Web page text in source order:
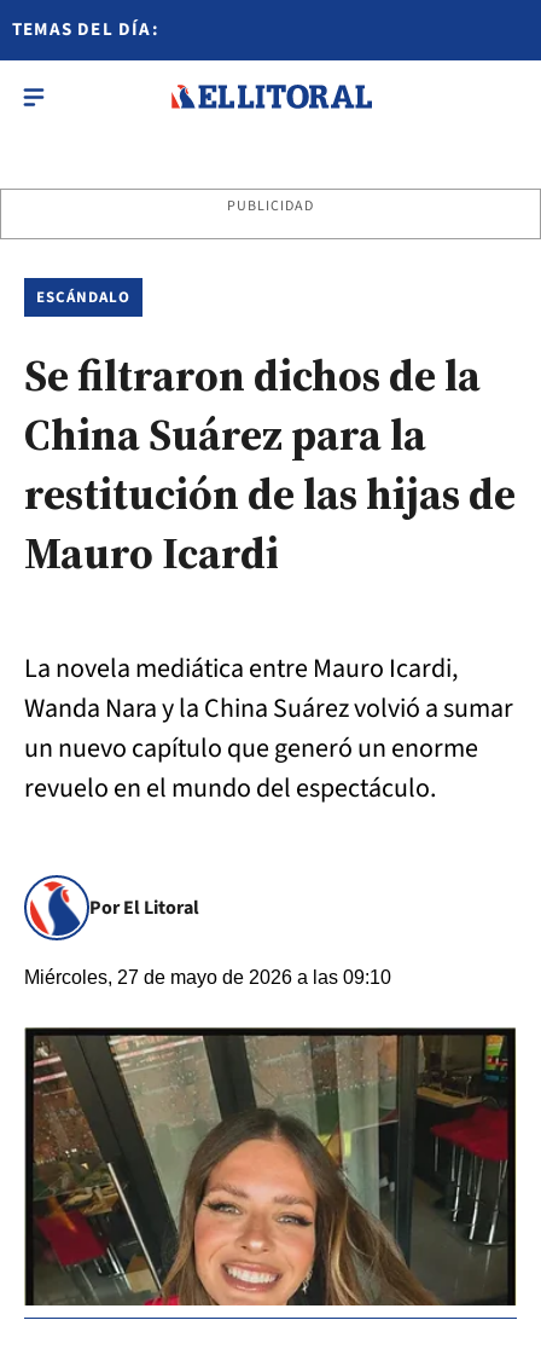
TEMAS DEL DÍA:
PUBLICIDAD
ESCÁNDALO
Se filtraron dichos de la
China Suárez para la
restitución de las hijas de
Mauro Icardi
La novela mediática entre Mauro Icardi,
Wanda Nara y la China Suárez volvió a sumar
un nuevo capítulo que generó un enorme
revuelo en el mundo del espectáculo.
Por El Litoral
Miércoles, 27 de mayo de 2026 a las 09:10